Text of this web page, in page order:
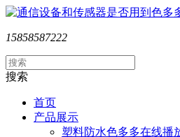
15858587222
搜索
首页
产品展示
塑料防水色多多在线播